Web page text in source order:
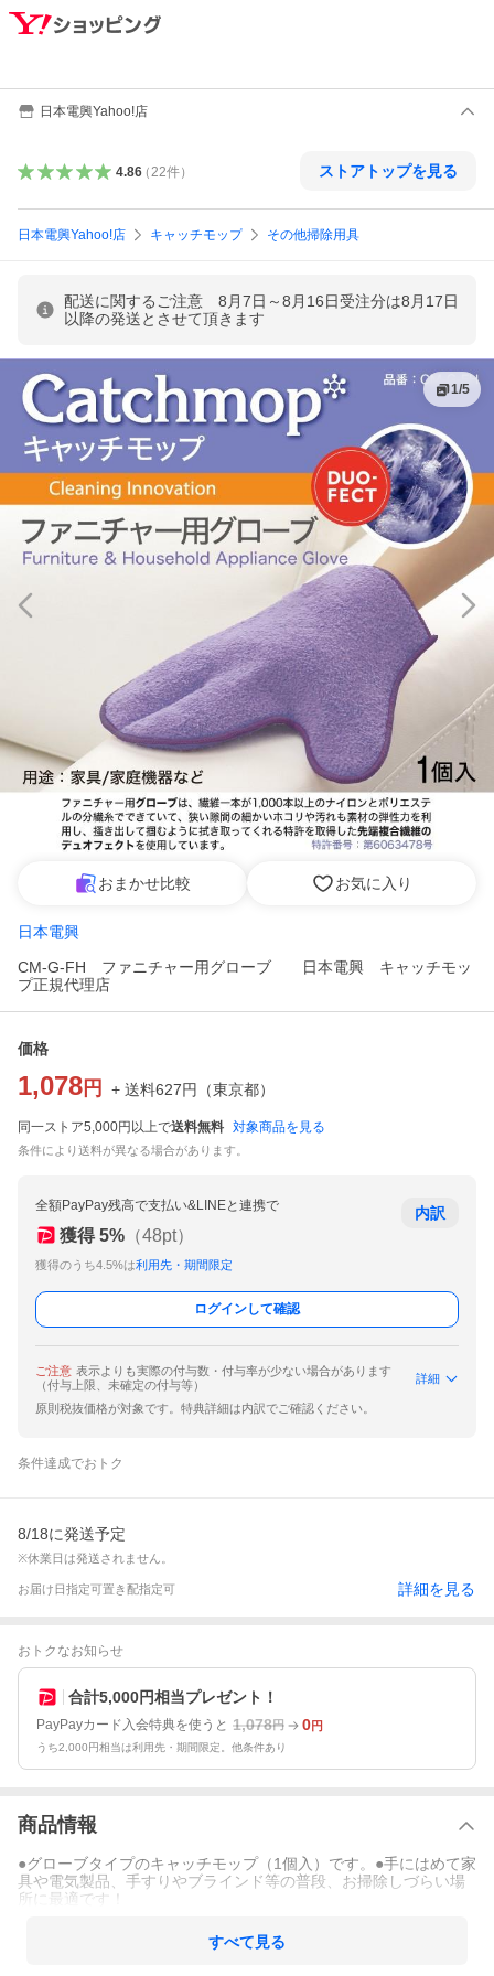
日本電興Yahoo!店
4.86（ 22件） ストアトップを見る
日本電興Yahoo!店 キャッチモップ その他掃除用具
配送に関するご注意 8月7日～8月16日受注分は8月17日
以降の発送とさせて頂きます
1/5
おまかせ比較 お気に入り
日本電興
CM-G-FH ファニチャー用グローブ 日本電興 キャッチモッ
プ正規代理店
価格
1,078 円 + 送料627円 （東京都）
同一ストア5,000円以上で送料無料 対象商品を見る
条件により送料が異なる場合があります。
全額PayPay残高で支払い&LINEと連携で
獲得 5% （48pt）
獲得のうち4.5%は利用先・期間限定
内訳
ログインして確認
ご注意 表示よりも実際の付与数・付与率が少ない場合があります
（付与上限、未確定の付与等）
詳細
原則税抜価格が対象です。特典詳細は内訳でご確認ください。
条件達成でおトク
8/18に発送予定
※休業日は発送されません。
お届け日指定可置き配指定可 詳細を見る
おトクなお知らせ
合計5,000円相当プレゼント！
PayPayカード入会特典を使うと 1,078円 0円
うち2,000円相当は利用先・期間限定。他条件あり
商品情報
●グローブタイプのキャッチモップ（1個入）です。●手にはめて家
具や電気製品、手すりやブラインド等の普段、お掃除しづらい場
所に最適です！
すべて見る